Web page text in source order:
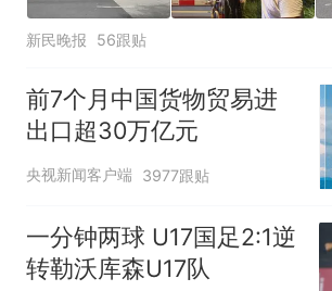
新民晚报 56跟贴
前7个月中国货物贸易进
出口超30万亿元
央视新闻客户端 3977跟贴
一分钟两球 U17国足2:1逆
转勒沃库森U17队